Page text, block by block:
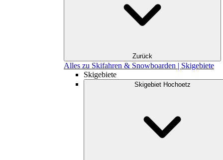
Zurück
Alles zu Skifahren & Snowboarden | Skigebiete
Skigebiete
Skigebiet Hochoetz